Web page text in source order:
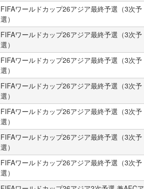
FIFAワールドカップ26アジア最終予選（3次予
選）
FIFAワールドカップ26アジア最終予選（3次予
選）
FIFAワールドカップ26アジア最終予選（3次予
選）
FIFAワールドカップ26アジア最終予選（3次予
選）
FIFAワールドカップ26アジア最終予選（3次予
選）
FIFAワールドカップ26アジア最終予選（3次予
選）
FIFAワールドカップ26アジア最終予選（3次予
選）